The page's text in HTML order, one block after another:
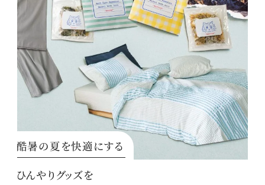
酷暑の夏を快適にする
ひんやりグッズを